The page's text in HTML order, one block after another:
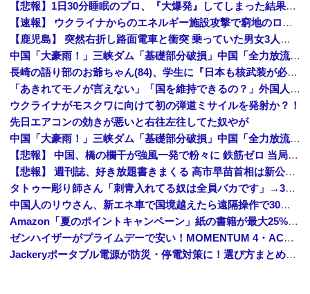
【悲報】1日30分睡眠のプロ、『大爆発』してしまった結果・・・・・
【速報】 ウクライナからのエネルギー施設攻撃で窮地のロシアを韓国が助けていたことが判明「韓国で船積みの精製油3万トンがロシア行き」
【鹿児島】 突然右折し路面電車と衝突 乗っていた男女3人は車を放置しダッシュで逃走中
中国「大豪雨！」三峡ダム「基礎部分破損」中国「全力放流！」台風13号「中国上陸予測」台風15号「中国接近（画像」中国「台風同時上陸！（穀物生産が壊滅危機」→
長崎の語り部のお爺ちゃん(84)、学生に『日本も核武装が必要』と言われびっくり
「あきれてモノが言えない」「国を維持できるの？」外国人の永住許可要件の厳格化で在日中国人の本音は？
ウクライナがモスクワに向けて初の弾道ミサイルを発射か？！
先日エアコンの効きが悪いと右往左往してた奴やが
中国「大豪雨！」三峡ダム「基礎部分破損」中国「全力放流！」台風13号「中国上陸予測」台風15号「中国接近（画像」中国「台風同時上陸！（穀物生産が壊滅危機」→
【悲報】 中国、橋の欄干が強風一発で粉々に 鉄筋ゼロ 当局「接着剤でくっつけただけ」「正常で、品質問題はない」
【悲報】 週刊誌、好き放題書きまくる 高市早苗首相は新公用車の贅を尽くした後部座席でたばこを吸うのが至福の時間「どんどん延びる乗車時間」
タトゥー彫り師さん「刺青入れてる奴は全員バカです」→30万再生ｗｗｗｗｗｗ
中国人のリウさん、新エネ車で国境越えたら遠隔操作で30時間ロックされる！
Amazon「夏のポイントキャンペーン」紙の書籍が最大25%ポイント還元 対象と条件を整理（2026年7月）
ゼンハイザーがプライムデーで安い！MOMENTUM 4・ACCENTUMなど対象モデルまとめ！
Jackeryポータブル電源が防災・停電対策に！選び方まとめ【プライムデー最終日】